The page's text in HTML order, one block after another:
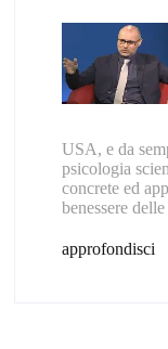
USA, e da
psicologia
concrete ed
benessere
approfondisci